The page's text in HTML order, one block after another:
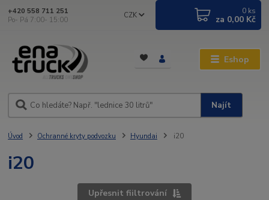
Eshop
CZK
Najít
+420 558 711 251
Po- Pá 7:00- 15:00
0 ks
za 0,00 Kč
Úvod Ochranné kryty podvozku Hyundai i20
i20
Upřesnit fiiltrování